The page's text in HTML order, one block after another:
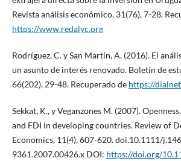
Revista análisis económico, 31(76), 7-28.
https://www.redalyc.org
Rodríguez, C. y San Martín, A. (2016). El
un asunto de interés renovado. Boletín de
66(202), 29-48. Recuperado de https://
Sekkat, K., y Veganzones M. (2007).
and FDI in developing countries. Review of
Economics, 11(4), 607-620. doi.10.1111/
9361.2007.00426.x DOI: https://doi.org/